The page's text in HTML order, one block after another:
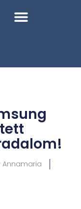
Annamaria